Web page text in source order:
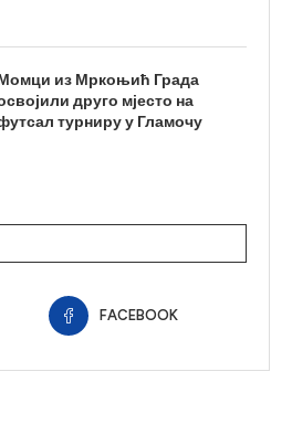
из Мркоњић Града
друго мјесто на
турниру у Гламочу
FACEBOOK